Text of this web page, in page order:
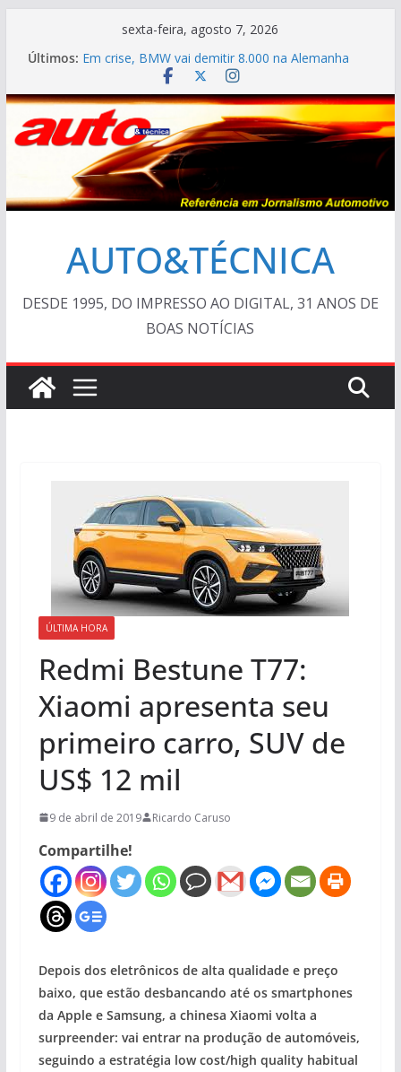
conteúdo
sexta-feira, agosto 7, 2026
Últimos: Em crise, BMW vai demitir 8.000 na Alemanha
VÍDEO ESPECIAL: os antigos no “Poços Classic
Car 2026”
AUTO&TÉCNICA FILES #139 – Chevrolet Calibra
1993
Cristiano Ronaldo mostra sua garagem
Ferrari Luce 2026: esgotada em dois meses
AUTO&TÉCNICA
DESDE 1995, DO IMPRESSO AO DIGITAL, 31 ANOS DE
BOAS NOTÍCIAS
ÚLTIMA HORA
Redmi Bestune T77:
Xiaomi apresenta seu
primeiro carro, SUV de
US$ 12 mil
9 de abril de 2019 Ricardo Caruso
Compartilhe!
Depois dos eletrônicos de alta qualidade e preço
baixo, que estão desbancando até os smartphones
da Apple e Samsung, a chinesa Xiaomi volta a
surpreender: vai entrar na produção de automóveis,
seguindo a estratégia low cost/high quality habitual